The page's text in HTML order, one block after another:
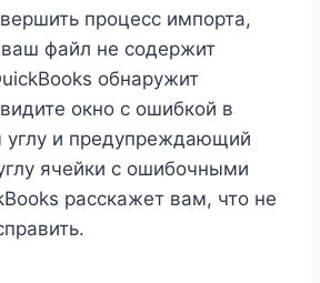
процесс импорта,
ваш файл не содержит
обнаружит
окно с ошибкой в
углу и предупреждающий
ячейки с ошибочными
расскажет вам, что не